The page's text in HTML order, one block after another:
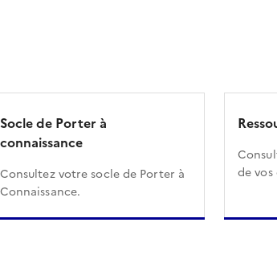
Socle de Porter à
connaissance
Consultez votre socle de Porter à
Connaissance.
de vos